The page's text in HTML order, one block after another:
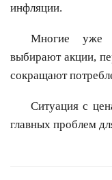
инфляции.
Многие уже
выбирают акции,
сокращают
Ситуация с
главных проблем